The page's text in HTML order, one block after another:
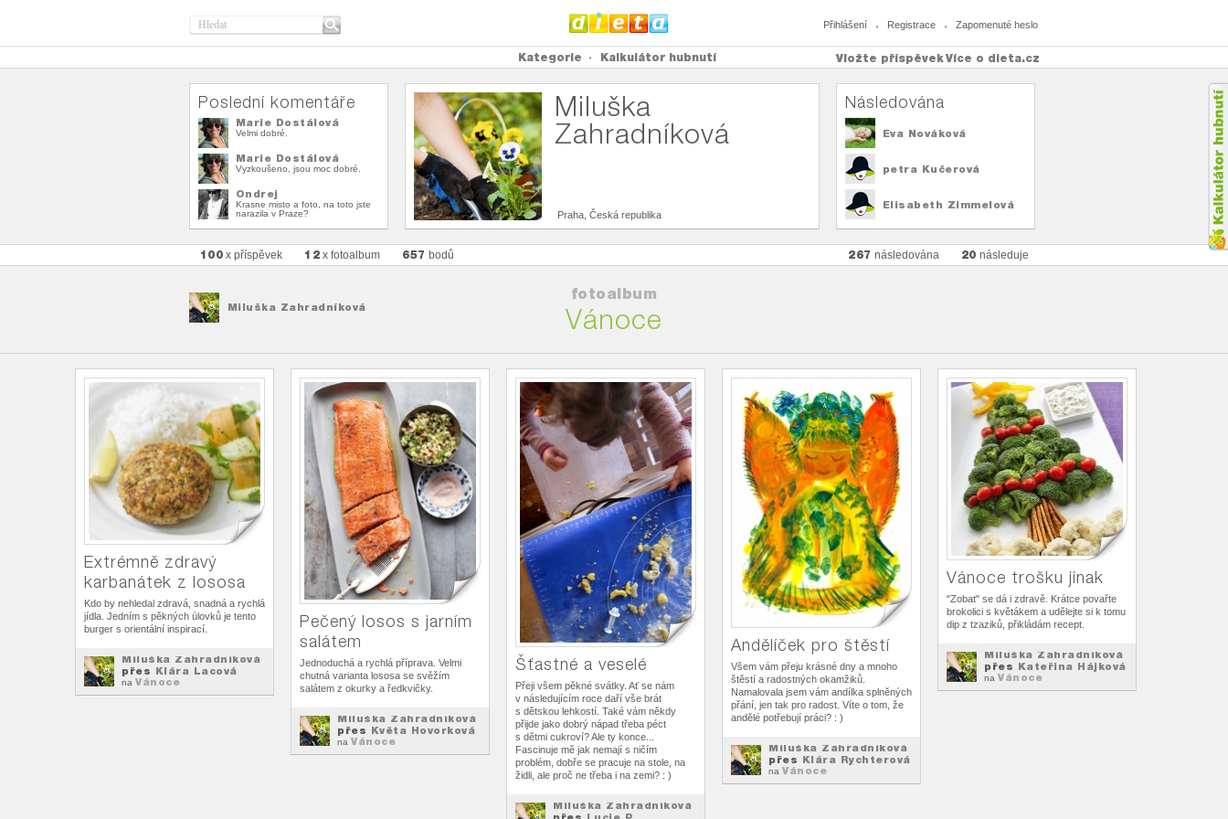
Přihlášení Registrace Zapomenuté heslo
Kategorie Kalkulátor hubnutí Více o dieta.cz
Vložte příspěvek
Poslední komentáře
Marie Dostálová
Velmi dobré.
Marie Dostálová
Vyzkoušeno, jsou moc dobré.
Ondrej
Krasne misto a foto, na toto jste
narazila v Praze?
Miluška
Zahradníková
Praha, Česká republika
Následována
Eva Nováková
petra Kučerová
Elisabeth Zimmelová
100 x příspěvek 12 x fotoalbum 657 bodů 267 následována 20 následuje
Miluška Zahradníková
fotoalbum
Vánoce
Extrémně zdravý
karbanátek z lososa
Kdo by nehledal zdravá, snadná a rychlá
jídla. Jedním s pěkných úlovků je tento
burger s orientální inspirací.
Miluška Zahradníková
přes Klára Lacová
na Vánoce
Pečený losos s jarním
salátem
Jednoduchá a rychlá příprava. Velmi
chutná varianta lososa se svěžím
salátem z okurky a ředkvičky.
Miluška Zahradníková
přes Květa Hovorková
na Vánoce
Šťastné a veselé
Přeji všem pěkné svátky. Ať se nám
v následujícím roce daří vše brát
s dětskou lehkostí. Také vám někdy
přijde jako dobrý nápad třeba péct
s dětmi cukroví? Ale ty konce...
Fascinuje mě jak nemají s ničím
problém, dobře se pracuje na stole, na
židli, ale proč ne třeba i na zemi? : )
Miluška Zahradníková
Andělíček pro štěstí
Všem vám přeju krásné dny a mnoho
štěstí a radostných okamžiků.
Namalovala jsem vám andílka splněných
přání, jen tak pro radost. Víte o tom, že
andělé potřebují práci? : )
Miluška Zahradníková
přes Klára Rychterová
na Vánoce
Vánoce trošku jinak
"Zobat" se dá i zdravě. Krátce povařte
brokolici s květákem a udělejte si k tomu
dip z tzaziků, přikládám recept.
Miluška Zahradníková
přes Kateřina Hájková
na Vánoce